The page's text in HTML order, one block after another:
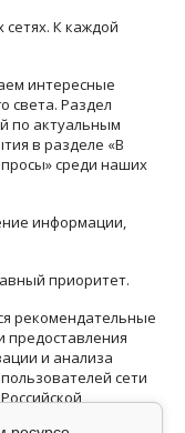
К каждой
интересные
света. Раздел
по актуальным
в разделе «В
среди наших
информации,
приоритет.
рекомендательные
предоставления
и анализа
сети